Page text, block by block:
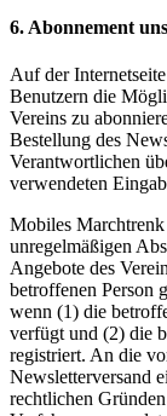
6. Abonnement
Auf der
Benutzern die
Vereins zu
Bestellung des
Verantwortlichen
verwendeten
Mobiles
unregelmäßigen
Angebote des
betroffenen Person
wenn (1) die
verfügt und (2) die
registriert. An die
Newsletterversand
rechtlichen